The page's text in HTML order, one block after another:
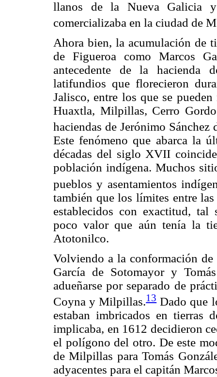
llanos de la Nueva Galicia
comercializaba en la ciudad de
Ahora bien, la acumulación de
de Figueroa como Marcos
antecedente de la hacienda
latifundios que florecieron
Jalisco, entre los que se
Huaxtla, Milpillas, Cerro
haciendas de Jerónimo
Este fenómeno que abarca la
décadas del siglo XVII
población indígena. Muchos
pueblos y asentamientos
también que los límites entre
establecidos con exactitud,
poco valor que aún tenía la
Atotonilco.
Volviendo a la conformación de
García de Sotomayor y
adueñarse por separado de
Coyna y Milpillas.13Dado que
estaban imbricados en tierras
implicaba, en 1612 decidieron
el polígono del otro. De este
de Milpillas para Tomás
adyacentes para el capitán